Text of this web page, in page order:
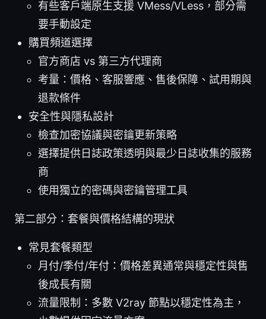
有些客戶端原生支援 VMess/VLess，部分需
要手動設定
購買頻道選擇
官方商店 vs 第三方代理商
考量：價格、客服響應、售後保障、試用期與
退款條件
安全性與隱私設計
檢查加密協議與密鑰更新策略
選擇提供日誌政策透明與最少日誌收集的服務
商
使用獨立的密碼與密鑰管理工具
第二部分：套餐與價格結構的現狀
常見套餐類型
月付/季付/年付：價格差異通常與穩定性與售
後成長有關
流量限制：多數 V2ray 節點以穩定性為主，